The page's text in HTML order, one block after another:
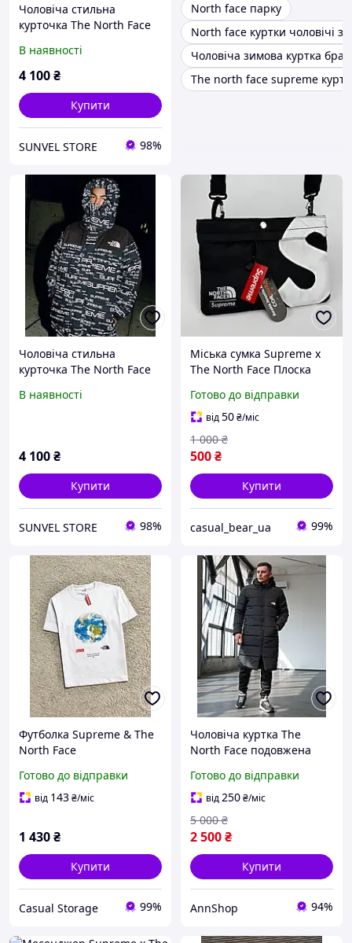
Чоловіча стильна
курточка The North Face
подовжений/-20/TNF
білий з принтом
В наявності
4 100₴
Купити
SUNVEL STORE 98%
North face парку
North face куртки чоловічі
Чоловіча зимова куртка
The north face supreme
Чоловіча стильна
курточка The North Face
подовжений/-20/TNF
В наявності
4 100₴
Купити
SUNVEL STORE 98%
Міська сумка Supreme x
The North Face Плоска
месенджер Супрім ТНФ
барсетка
Готово до відправки
від50₴/міс
500₴
1 000 ₴
Купити
casual_bear_ua 99%
Футболка Supreme & The
North Face
Готово до відправки
від 143₴/міс
1 430₴
Купити
Casual Storage 99%
Чоловіча куртка The
North Face подовжена
тепла чорна
Готово до відправки
від250₴/міс
2 500₴
5 000 ₴
Купити
AnnShop 94%